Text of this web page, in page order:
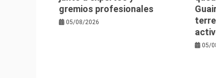
gremios profesionales
05/08/2026
05/